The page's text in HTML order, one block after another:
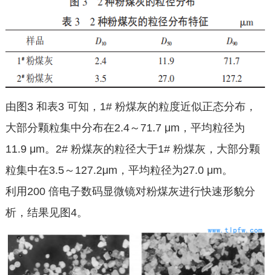
由图3 和表3 可知，1# 粉煤灰的粒度近似正态分布，
大部分颗粒集中分布在2.4～71.7 μm，平均粒径为
11.9 μm。2# 粉煤灰的粒径大于1# 粉煤灰，大部分颗
粒集中在3.5～127.2μm，平均粒径为27.0 μm。
利用200 倍电子数码显微镜对粉煤灰进行快速形貌分
析，结果见图4。